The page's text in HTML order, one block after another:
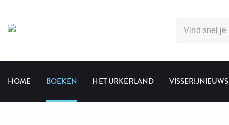
HOME BOEKEN HET URKERLAND VISSERIJNIEUWS